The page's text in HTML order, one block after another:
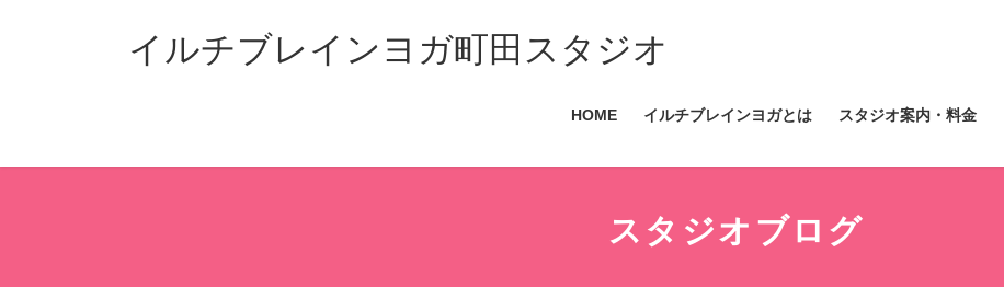
ス
ン
イルチブレインヨガ町田スタジオ
HOME イルチブレインヨガとは スタジオ案内・料金
スタジオブログ